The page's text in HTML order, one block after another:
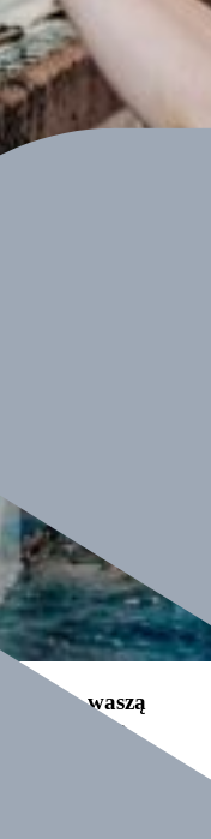
na waszą
i świetną
relacji video z